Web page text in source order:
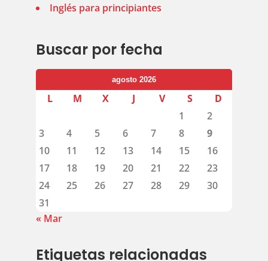
Inglés para principiantes
Buscar por fecha
agosto 2026
L M X J V S
D
1
2
3
4 5 6 7 8
9
10
11 12 13 14 15
16
17
18 19 20 21 22
23
24
25 26 27 28 29
30
31
« Mar
Etiquetas relacionadas